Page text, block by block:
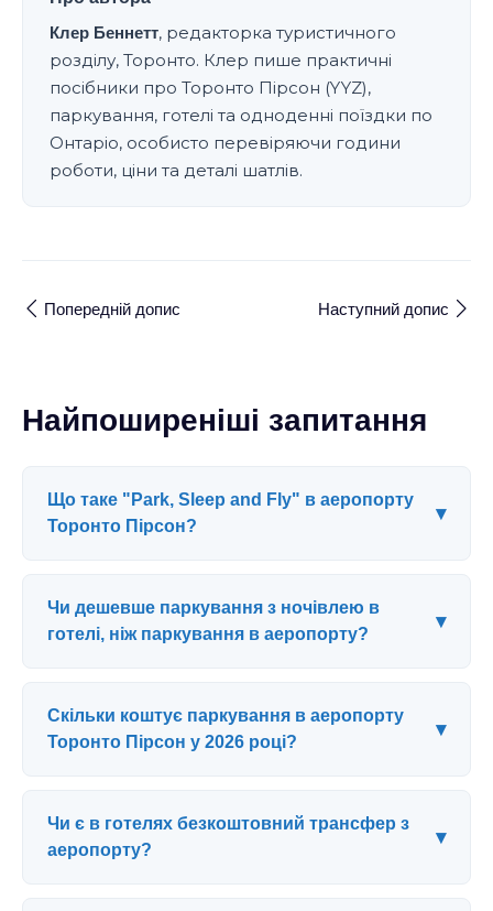
Клер Беннетт, редакторка туристичного
розділу, Торонто. Клер пише практичні
посібники про Торонто Пірсон (YYZ),
паркування, готелі та одноденні поїздки по
Онтаріо, особисто перевіряючи години
роботи, ціни та деталі шатлів.
Попередній допис Наступний допис
Найпоширеніші запитання
Що таке "Park, Sleep and Fly" в аеропорту
Торонто Пірсон?
▾
Чи дешевше паркування з ночівлею в
готелі, ніж паркування в аеропорту?
▾
Скільки коштує паркування в аеропорту
Торонто Пірсон у 2026 році?
▾
Чи є в готелях безкоштовний трансфер з
аеропорту?
▾